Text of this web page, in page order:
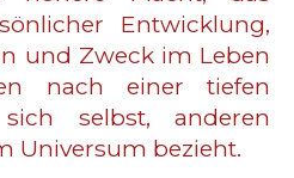
Entwicklung,
und Zweck im Leben
nach einer tiefen
selbst, anderen
Universum bezieht.